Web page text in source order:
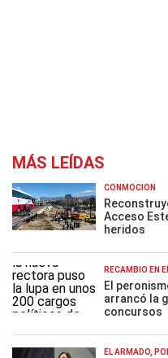
MÁS LEÍDAS
CONMOCIÓN
Acceso
heridos
RECAMBIO EN
El
arrancó la
concursos
EL ARMADO,